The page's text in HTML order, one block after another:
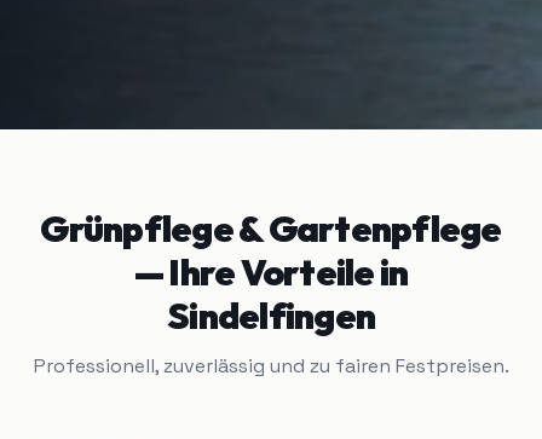
Grünpflege & Gartenpflege
— Ihre Vorteile in
Sindelfingen
Professionell, zuverlässig und zu fairen Festpreisen.